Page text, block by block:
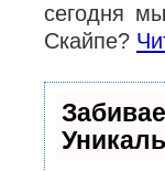
сегодня
Скайпе?